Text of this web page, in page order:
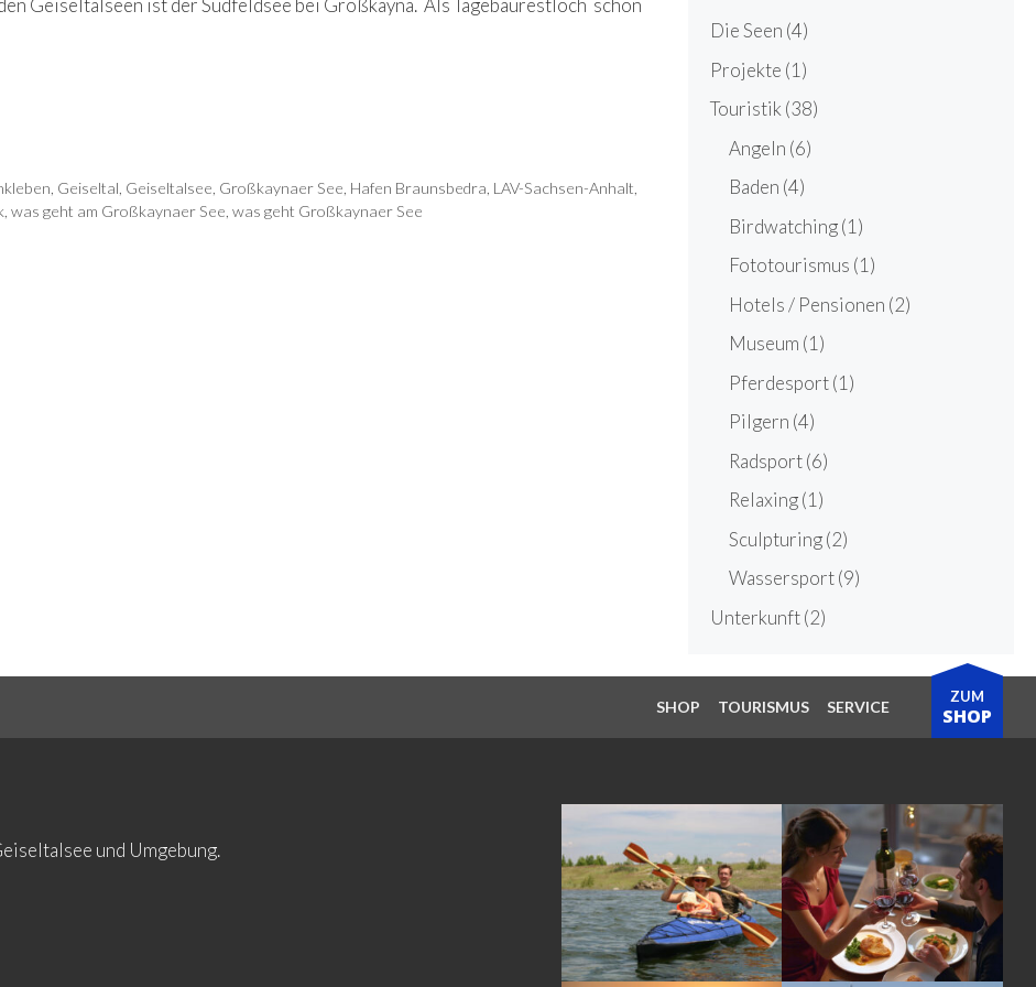
Geiseltalseen ist der Südfeldsee bei Großkayna. Als Tagebaurestloch schon
Geiseltal Geiseltalsee Großkaynaer See Hafen Braunsbedra LAV-Sachsen-Anhalt
was geht am Großkaynaer See was geht Großkaynaer See
Die Seen (4)
Projekte (1)
Touristik (38)
Angeln (6)
Baden (4)
Birdwatching(1)
Fototourismus (1)
Hotels / Pensionen (2)
Museum (1)
Pferdesport(1)
Pilgern (4)
Radsport(6)
Relaxing(1)
Sculpturing(2)
Wassersport(9)
Unterkunft(2)
SHOP TOURISMUS SERVICE
ZUM
SHOP
und Umgebung.